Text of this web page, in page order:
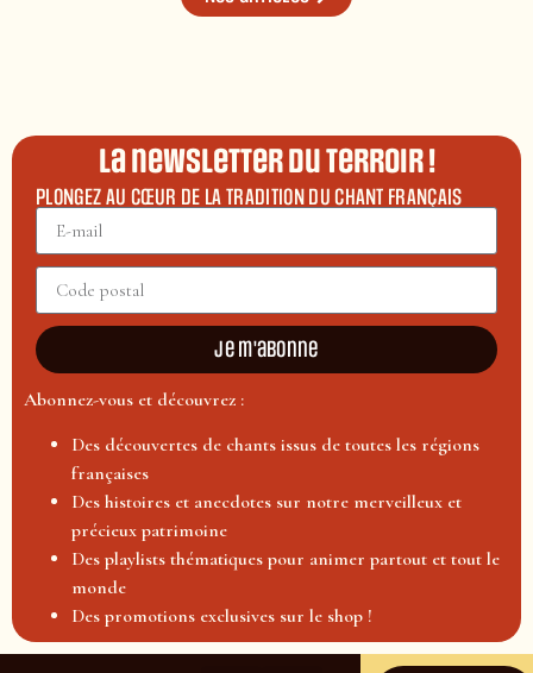
La newsletter du terroir !
PLONGEZ AU CŒUR DE LA TRADITION DU CHANT FRANÇAIS
Je m'abonne
Abonnez-vous et découvrez :
Des découvertes de chants issus de toutes les régions
françaises
Des histoires et anecdotes sur notre merveilleux et
précieux patrimoine
Des playlists thématiques pour animer partout et tout le
monde
Des promotions exclusives sur le shop !